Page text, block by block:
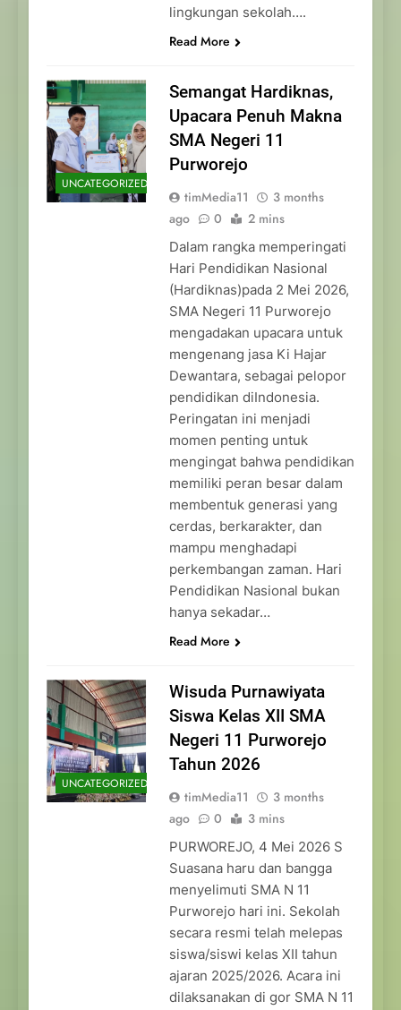
lingkungan sekolah….
Read More
UNCATEGORIZED
Semangat Hardiknas,
Upacara Penuh Makna
SMA Negeri 11
Purworejo
timMedia11
3 months
ago
0 2 mins
Dalam rangka memperingati
Hari Pendidikan Nasional
(Hardiknas)pada 2 Mei 2026,
SMA Negeri 11 Purworejo
mengadakan upacara untuk
mengenang jasa Ki Hajar
Dewantara, sebagai pelopor
pendidikan diIndonesia.
Peringatan ini menjadi
momen penting untuk
mengingat bahwa pendidikan
memiliki peran besar dalam
membentuk generasi yang
cerdas, berkarakter, dan
mampu menghadapi
perkembangan zaman. Hari
Pendidikan Nasional bukan
hanya sekadar…
Read More
UNCATEGORIZED
Wisuda Purnawiyata
Siswa Kelas XII SMA
Negeri 11 Purworejo
Tahun 2026
timMedia11
3 months
ago
0 3 mins
PURWOREJO, 4 Mei 2026 S
Suasana haru dan bangga
menyelimuti SMA N 11
Purworejo hari ini. Sekolah
secara resmi telah melepas
siswa/siswi kelas XII tahun
ajaran 2025/2026. Acara ini
dilaksanakan di gor SMA N 11